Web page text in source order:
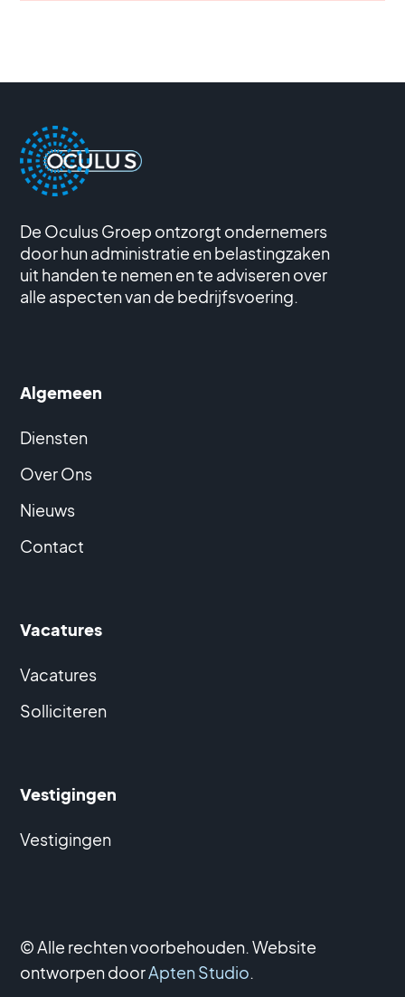
De Oculus Groep ontzorgt ondernemers
door hun administratie en belastingzaken
uit handen te nemen en te adviseren over
alle aspecten van de bedrijfsvoering.
Algemeen
Diensten
Over Ons
Nieuws
Contact
Vacatures
Vacatures
Solliciteren
Vestigingen
Vestigingen
© Alle rechten voorbehouden. Website
ontworpen doorApten Studio.